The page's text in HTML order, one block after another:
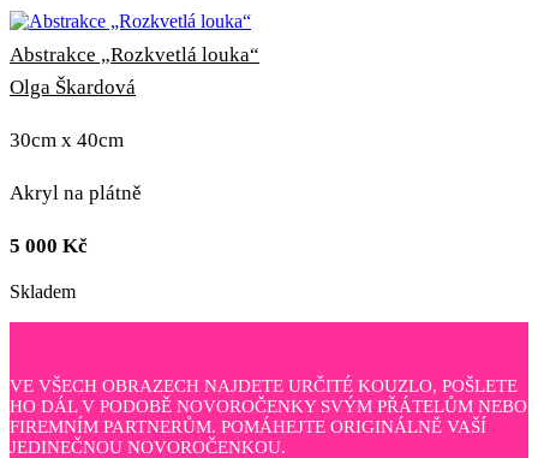
Abstrakce „Rozkvetlá louka“
Olga Škardová
30cm x 40cm
Akryl na plátně
5 000 Kč
Skladem
VE VŠECH OBRAZECH NAJDETE URČITÉ KOUZLO, POŠLETE
HO DÁL V PODOBĚ NOVOROČENKY SVÝM PŘÁTELŮM NEBO
FIREMNÍM PARTNERŮM. POMÁHEJTE ORIGINÁLNĚ VAŠÍ
JEDINEČNOU NOVOROČENKOU.